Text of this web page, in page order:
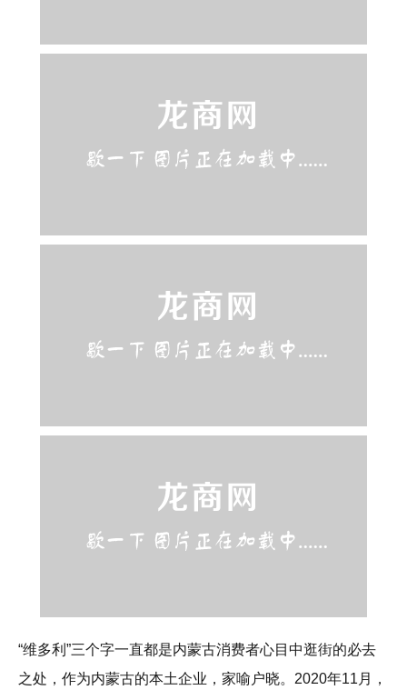
“维多利”三个字一直都是内蒙古消费者心目中逛街的必去
之处，作为内蒙古的本土企业，家喻户晓。2020年11月，